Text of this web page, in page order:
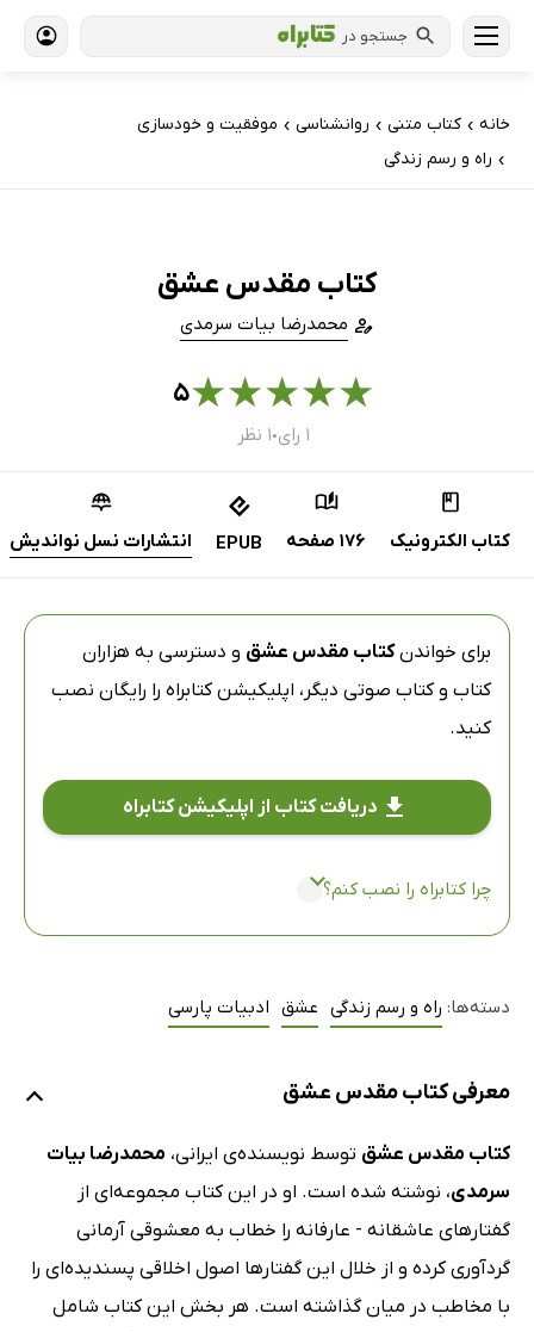
جستجو در
خانه › کتاب‌ متنی › روانشناسی › موفقیت و خودسازی
› راه و رسم زندگی
کتاب مقدس عشق
محمدرضا بیات سرمدی
★
★
★
★
★۵
۱ رای ● ۱ نظر
کتاب الکترونیک 176 صفحه EPUB انتشارات نسل نواندیش
برای خواندنکتاب مقدس عشق و دسترسی به هزاران
کتاب و کتاب صوتی دیگر، اپلیکیشن کتابراه را رایگان نصب
کنید.
دریافت کتاب از اپلیکیشن کتابراه
چرا کتابراه را نصب کنم؟
دسته‌ها: راه و رسم زندگی عشق ادبیات پارسی
معرفی کتاب مقدس عشق
کتاب مقدس عشق توسط نویسنده‌ی ایرانی، محمدرضا بیات
سرمدی، نوشته شده است. او در این کتاب مجموعه‌ای از
گفتارهای عاشقانه‌ - عارفانه را خطاب به معشوقی آرمانی
گردآوری کرده و از خلال این گفتارها اصول اخلاقی پسندیده‌ای را
با مخاطب در میان گذاشته است. هر بخش این کتاب شامل